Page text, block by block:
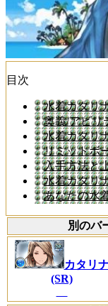
目次
水着カタリ
奥義/アビリ
水着カタリ
リミットボ
入手方法と
水着カタリ
あなたの水
別のバ
カタリ
(SR)